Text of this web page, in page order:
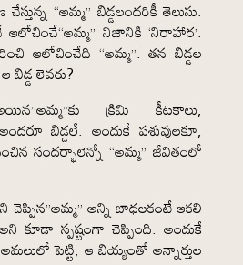
“అమ్మ” బిడ్డలందరికీ తెలుసు.
నిజానికి ‘నిరాహార’.
ఆలోచించేది “అమ్మ”. తన బిడ్డల
లెవరు?
క్రిమి కీటకాలు,
బిడ్డలే. అందుకే పశువులకూ,
సందర్భాలెన్నో “అమ్మ” జీవితంలో
అన్ని బాధలకంటే ఆకలి
కూడా స్పష్టంగా చెప్పింది. అందుకే
పెట్టి, ఆ బియ్యంతో అన్నార్తుల